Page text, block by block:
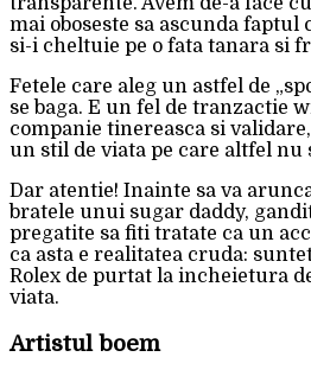
mai oboseste sa ascunda faptul
si-i cheltuie pe o fata tanara si
Fetele care aleg un astfel de
se baga. E un fel de tranzactie
companie tinereasca si
un stil de viata pe care altfel nu
Dar atentie! Inainte sa va
bratele unui sugar daddy,
pregatite sa fiti tratate ca un
ca asta e realitatea cruda:
Rolex de purtat la incheietura
viata.
Artistul boem